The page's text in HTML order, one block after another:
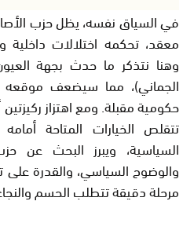
في السياق نفسه، يظل حزب
معقد، تحكمه اختلالات داخلية
وهنا نتذكر ما حدث بجهة
الجماني)، مما سيضعف موقعه
حكومية مقبلة. ومع اهتزاز
تتقلص الخيارات المتاحة
السياسية، ويبرز البحث عن
والوضوح السياسي، والقدرة
مرحلة دقيقة تتطلب الحسم